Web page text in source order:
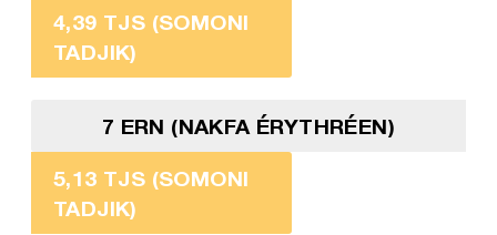
4,39 TJS (SOMONI
TADJIK)
7 ERN (NAKFA ÉRYTHRÉEN)
5,13 TJS (SOMONI
TADJIK)